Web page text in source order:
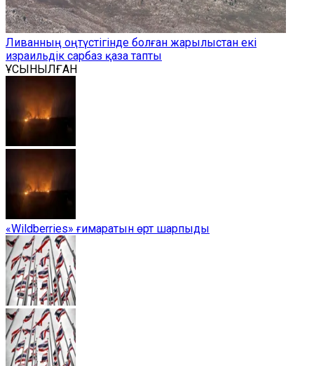
Ливанның оңтүстігінде болған жарылыстан екі
израильдік сарбаз қаза тапты
ҰСЫНЫЛҒАН
«Wildberries» ғимаратын өрт шарпыды